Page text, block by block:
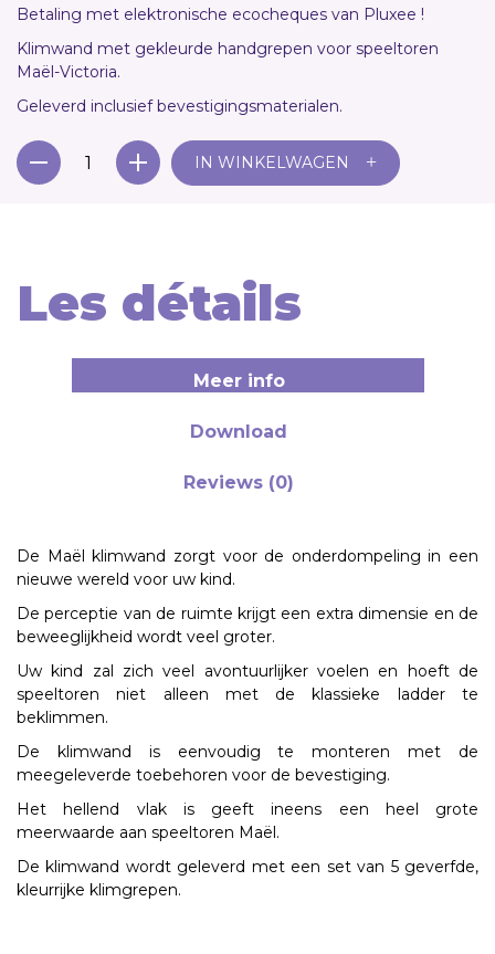
Betaling met elektronische ecocheques van Pluxee !
Klimwand met gekleurde handgrepen voor speeltoren
Maël-Victoria.
Geleverd inclusief bevestigingsmaterialen.
IN WINKELWAGEN +
Les détails
Meer info
Download
Reviews (0)
De Maël klimwand zorgt voor de onderdompeling in een
nieuwe wereld voor uw kind.
De perceptie van de ruimte krijgt een extra dimensie en de
beweeglijkheid wordt veel groter.
Uw kind zal zich veel avontuurlijker voelen en hoeft de
speeltoren niet alleen met de klassieke ladder te
beklimmen.
De klimwand is eenvoudig te monteren met de
meegeleverde toebehoren voor de bevestiging.
Het hellend vlak is geeft ineens een heel grote
meerwaarde aan speeltoren Maël.
De klimwand wordt geleverd met een set van 5 geverfde,
kleurrijke klimgrepen.